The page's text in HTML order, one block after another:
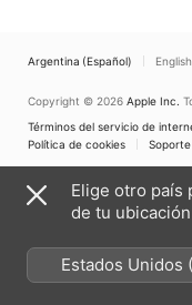
Argentina (Español)
Copyright © 2026 Apple Inc.
Términos del servicio de
Política de cookies
Elige otro país
de tu ubicación
Estados Unidos
México)